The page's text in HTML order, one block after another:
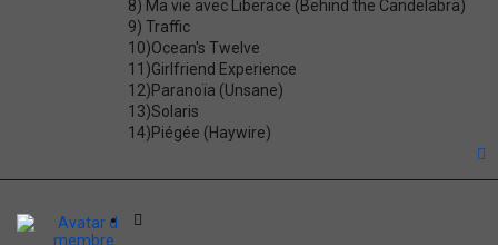
8) Ma vie avec Liberace (Behind the Candelabra)
9) Traffic
10)Ocean's Twelve
11)Girlfriend Experience
12)Paranoïa (Unsane)
13)Solaris
14)Piégée (Haywire)